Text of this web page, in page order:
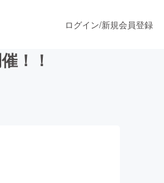
ログイン/新規会員登録
！！